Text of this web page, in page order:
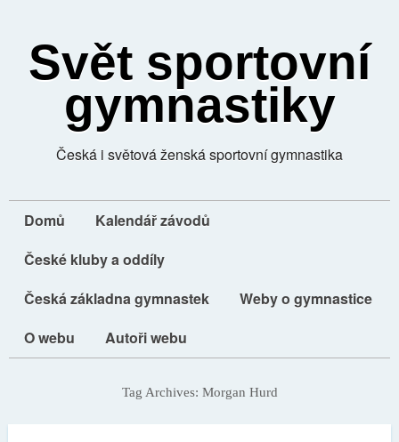
Svět sportovní
gymnastiky
Česká i světová ženská sportovní gymnastika
Domů
Kalendář závodů
České kluby a oddíly
Česká základna gymnastek
Weby o gymnastice
O webu
Autoři webu
Tag Archives: Morgan Hurd